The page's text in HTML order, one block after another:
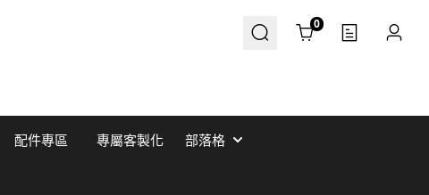
Cart0
配件專區 專屬客製化
部落格